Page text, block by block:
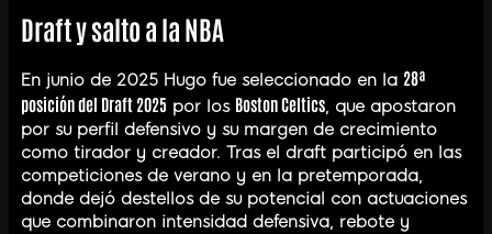
Draft y salto a la NBA
En junio de 2025 Hugo fue seleccionado en la 28ª
posición del Draft 2025 por los Boston Celtics, que apostaron
por su perfil defensivo y su margen de crecimiento
como tirador y creador. Tras el draft participó en las
competiciones de verano y en la pretemporada,
donde dejó destellos de su potencial con actuaciones
que combinaron intensidad defensiva, rebote y